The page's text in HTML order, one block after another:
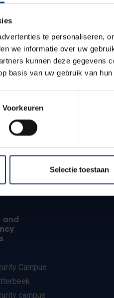
te personaliseren,
we informatie over uw
kunnen deze gegevens
basis van uw gebruik van
Voorkeuren
Selectie toestaan
where you encountered the error.
nl/studeren-aan-de-vub/alle-
and
Campus
campus